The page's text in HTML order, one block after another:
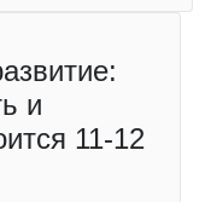
и
11-12